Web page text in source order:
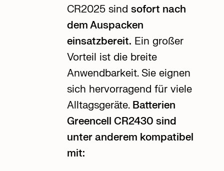
CR2025 sind sofort nach
dem Auspacken
einsatzbereit. Ein großer
Vorteil ist die breite
Anwendbarkeit. Sie eignen
sich hervorragend für viele
Alltagsgeräte. Batterien
Greencell CR2430 sind
unter anderem kompatibel
mit: